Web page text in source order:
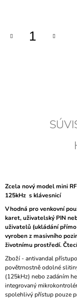
Zcela nový model mini
125kHz s klávesnicí
Vhodná pro venkovní
karet, uživatelský PIN
uživatelů (ukládání
vyroben z masivního
životnímu prostředí.
Zboží - antivandal
povětrnostně odolné
(125kHz) nebo zadáním
integrovaný
spolehlivý přístup pouze